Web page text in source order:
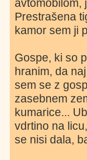
avtomobilom,
Prestrašena
kamor sem ji
Gospe, ki so
hranim, da
sem se z
zasebnem
kumarice...
vdrtino na
se nisi dala,